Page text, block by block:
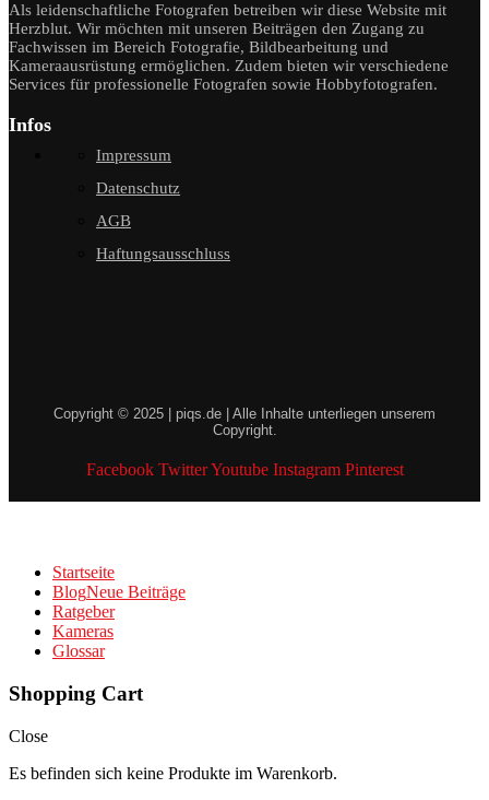
Als leidenschaftliche Fotografen betreiben wir diese Website mit
Herzblut. Wir möchten mit unseren Beiträgen den Zugang zu
Fachwissen im Bereich Fotografie, Bildbearbeitung und
Kameraausrüstung ermöglichen. Zudem bieten wir verschiedene
Services für professionelle Fotografen sowie Hobbyfotografen.
Infos
Impressum
Datenschutz
AGB
Haftungsausschluss
Copyright © 2025 | piqs.de | Alle Inhalte unterliegen unserem
Copyright.
Facebook Twitter Youtube Instagram Pinterest
Startseite
BlogNeue Beiträge
Ratgeber
Kameras
Glossar
Shopping Cart
Close
Es befinden sich keine Produkte im Warenkorb.